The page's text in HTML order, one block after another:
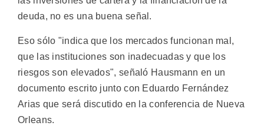
deuda, no es una buena señal.
Eso sólo "indica que los mercados funcionan mal,
que las instituciones son inadecuadas y que los
riesgos son elevados", señaló Hausmann en un
documento escrito junto con Eduardo Fernández
Arias que será discutido en la conferencia de Nueva
Orleans.